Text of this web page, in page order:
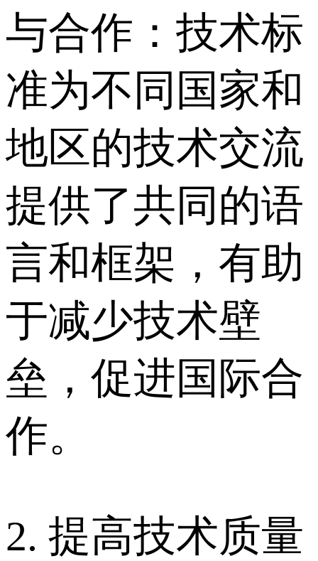
与合作：技术标
准为不同国家和
地区的技术交流
提供了共同的语
言和框架，有助
于减少技术壁
垒，促进国际合
作。
2. 提高技术质量